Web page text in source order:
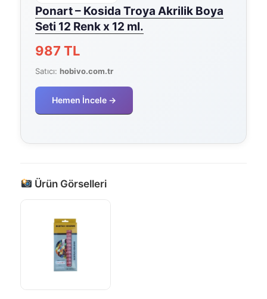
Ponart – Kosida Troya Akrilik Boya
Seti 12 Renk x 12 ml.
987 TL
Satıcı:hobivo.com.tr
Hemen İncele →
Ürün Görselleri